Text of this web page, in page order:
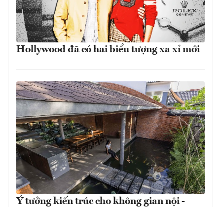
Hollywood đã có hai biểu tượng xa xỉ mới
Ý tưởng kiến trúc cho không gian nội -